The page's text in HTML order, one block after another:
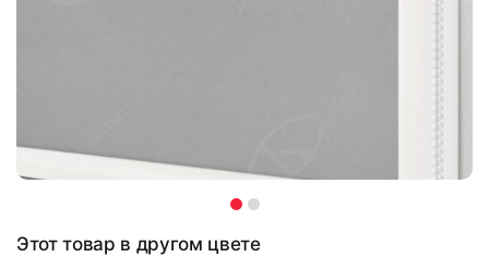
Этот товар в другом цвете